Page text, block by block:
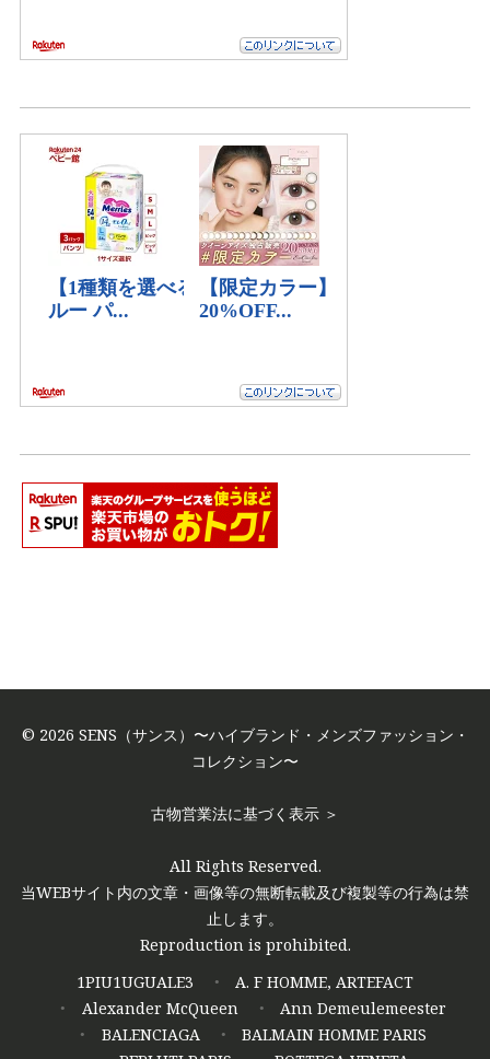
© 2026 SENS（サンス）〜ハイブランド・メンズファッション・
コレクション〜
古物営業法に基づく表示 ＞
All Rights Reserved.
当WEBサイト内の文章・画像等の無断転載及び複製等の行為は禁
止します。
Reproduction is prohibited.
1PIU1UGUALE3
A. F HOMME, ARTEFACT
Alexander McQueen
Ann Demeulemeester
BALENCIAGA
BALMAIN HOMME PARIS